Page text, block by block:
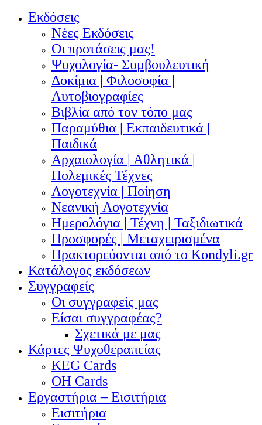
Εκδόσεις
Νέες Εκδόσεις
Οι προτάσεις μας!
Ψυχολογία- Συμβουλευτική
Δοκίμια | Φιλοσοφία |
Αυτοβιογραφίες
Βιβλία από τον τόπο μας
Παραμύθια | Εκπαιδευτικά |
Παιδικά
Αρχαιολογία | Αθλητικά |
Πολεμικές Τέχνες
Λογοτεχνία | Ποίηση
Νεανική Λογοτεχνία
Ημερολόγια | Τέχνη | Ταξιδιωτικά
Προσφορές | Μεταχειρισμένα
Πρακτορεύονται από το Kondyli.gr
Κατάλογος εκδόσεων
Συγγραφείς
Οι συγγραφείς μας
Είσαι συγγραφέας?
Σχετικά με μας
Κάρτες Ψυχοθεραπείας
KEG Cards
OH Cards
Εργαστήρια – Εισιτήρια
Εισιτήρια